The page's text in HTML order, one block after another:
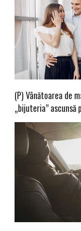
(P) Vânătoarea de
„bijuteria” ascunsă